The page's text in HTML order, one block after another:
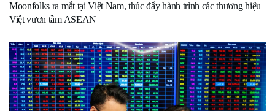
Moonfolks ra mắt tại Việt Nam, thúc đẩy hành trình các thương hiệu
Việt vươn tầm ASEAN